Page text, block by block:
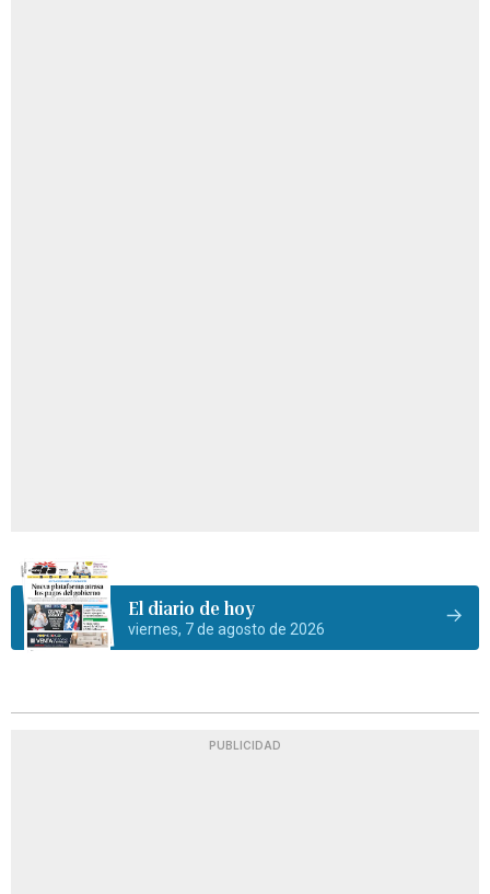
El diario de hoy
viernes, 7 de agosto de 2026
PUBLICIDAD